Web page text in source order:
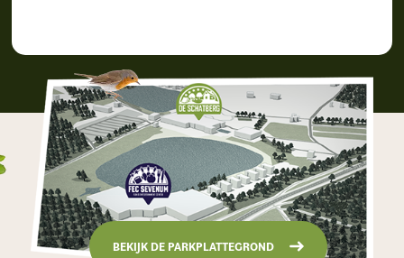
BEKIJK DE PARKPLATTEGROND